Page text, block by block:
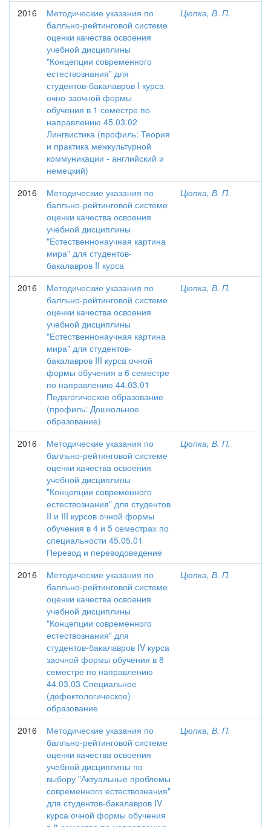
2016
Методические указания по
балльно-рейтинговой системе
оценки качества освоения
учебной дисциплины
"Концепции современного
естествознания" для
студентов-бакалавров I курса
очно-заочной формы
обучения в 1 семестре по
направлению 45.03.02
Лингвистика (профиль: Теория
и практика межкультурной
коммуникации - английский и
немецкий)
Цюпка, В. П.
2016
Методические указания по
балльно-рейтинговой системе
оценки качества освоения
учебной дисциплины
"Естественнонаучная картина
мира" для студентов-
бакалавров II курса
Цюпка, В. П.
2016
Методические указания по
балльно-рейтинговой системе
оценки качества освоения
учебной дисциплины
"Естественнонаучная картина
мира" для студентов-
бакалавров III курса очной
формы обучения в 6 семестре
по направлению 44.03.01
Педагогическое образование
(профиль: Дошкольное
образование)
Цюпка, В. П.
2016
Методические указания по
балльно-рейтинговой системе
оценки качества освоения
учебной дисциплины
"Концепции современного
естествознания" для студентов
II и III курсов очной формы
обучения в 4 и 5 семестрах по
специальности 45.05.01
Перевод и переводоведение
Цюпка, В. П.
2016
Методические указания по
балльно-рейтинговой системе
оценки качества освоения
учебной дисциплины
"Концепции современного
естествознания" для
студентов-бакалавров IV курса
заочной формы обучения в 8
семестре по направлению
44.03.03 Специальное
(дефектологическое)
образование
Цюпка, В. П.
2016
Методические указания по
балльно-рейтинговой системе
оценки качества освоения
учебной дисциплины по
выбору "Актуальные проблемы
современного естествознания"
для студентов-бакалавров IV
курса очной формы обучения
Цюпка, В. П.